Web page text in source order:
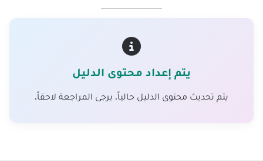
يتم إعداد محتوى الدليل
يتم تحديث محتوى الدليل حالياً. يرجى المراجعة لاحقاً.